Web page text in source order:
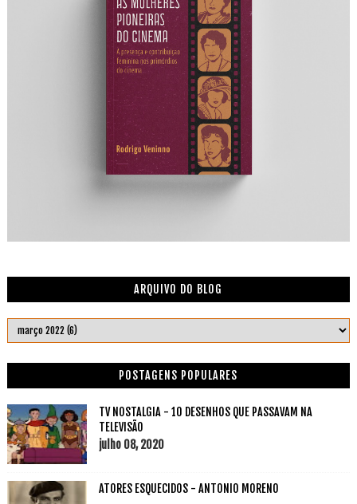
ARQUIVO DO BLOG
POSTAGENS POPULARES
TV NOSTALGIA - 10 DESENHOS QUE PASSAVAM NA
TELEVISÃO
julho 08, 2020
ATORES ESQUECIDOS - ANTONIO MORENO